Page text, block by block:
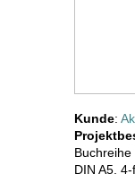
Kunde:
Buchreihe
DIN A5,